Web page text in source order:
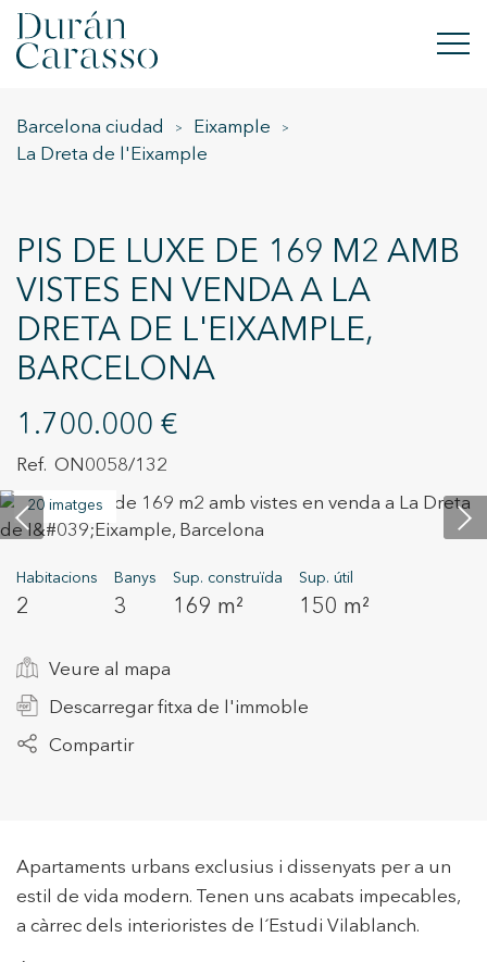
COMPRAR
VENDRE
OBRA NOVA
INVERSIONS
GRUP DC
CONTACTE
+34 935 178 067
Barcelona ciudad
Eixample
La Dreta de l'Eixample
PIS DE LUXE DE 169 M2 AMB
VISTES EN VENDA A LA
DRETA DE L'EIXAMPLE,
BARCELONA
1.700.000 €
ON0058/132
20 imatges
Habitacions
2
Banys
3
Sup. construïda
169 m²
Sup. útil
150 m²
Veure al mapa
Descarregar fitxa de l'immoble
Compartir
Apartaments urbans exclusius i dissenyats per a un
estil de vida modern. Tenen uns acabats impecables,
a càrrec dels interioristes de l´Estudi Vilablanch.